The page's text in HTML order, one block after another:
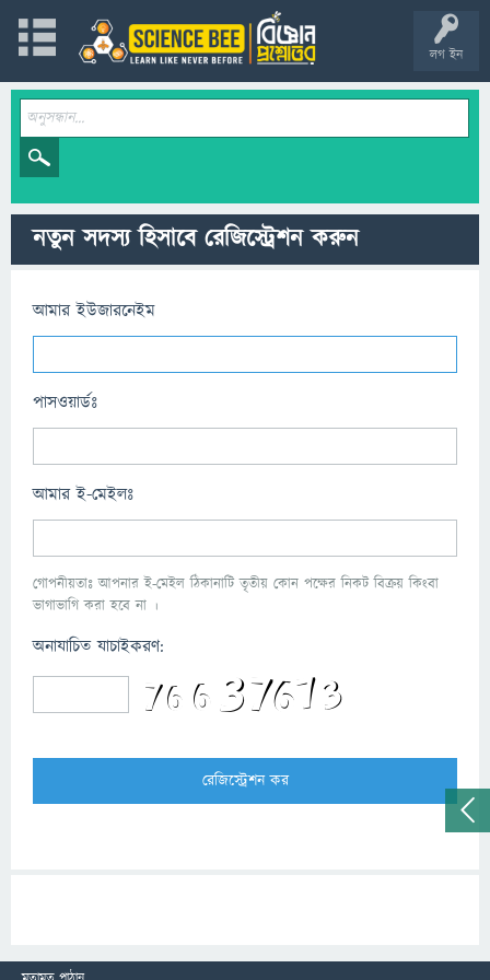
লগ ইন
নতুন সদস্য হিসাবে রেজিস্ট্রেশন করুন
আমার ইউজারনেইম
পাসওয়ার্ডঃ
আমার ই-মেইলঃ
গোপনীয়তাঃ আপনার ই-মেইল ঠিকানাটি তৃতীয় কোন পক্ষের নিকট বিক্রয় কিংবা
ভাগাভাগি করা হবে না ।
অনাযাচিত যাচাইকরণ: